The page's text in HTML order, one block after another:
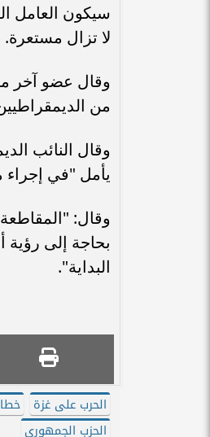
لا تزال مستعرة.
وقال عضو آخر
من
وقال النائب
يأمل "في
وقال:
بحاجة إلى
البداية".
الحرب على غزة
الحزب الجمهوري